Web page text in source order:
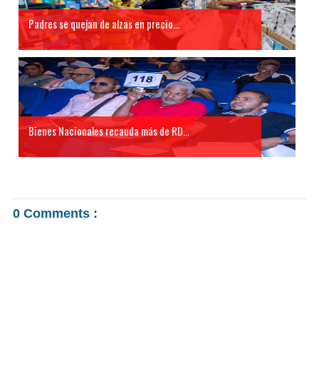
Padres se quejan de alzas en precio...
Bienes Nacionales recauda más de RD...
0 Comments :